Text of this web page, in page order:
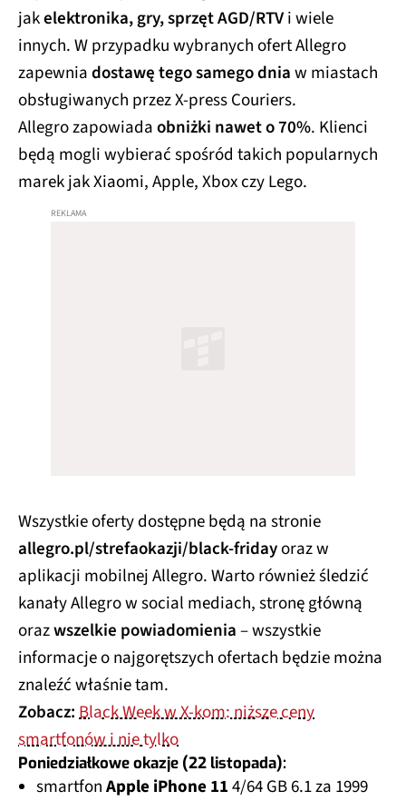
jakelektronika, gry, sprzęt AGD/RTVi wiele
innych. W przypadku wybranych ofert Allegro
zapewniadostawę tego samego dniaw miastach
obsługiwanych przez X-press Couriers.
Allegro zapowiadaobniżki nawet o 70%. Klienci
będą mogli wybierać spośród takich popularnych
marek jak Xiaomi, Apple, Xbox czy Lego.
Wszystkie oferty dostępne będą na stronie
allegro.pl/strefaokazji/black-fridayoraz w
aplikacji mobilnej Allegro. Warto również śledzić
kanały Allegro w social mediach, stronę główną
orazwszelkie powiadomienia– wszystkie
informacje o najgorętszych ofertach będzie można
znaleźć właśnie tam.
Zobacz:Black Week w X-kom: niższe ceny
smartfonów i nie tylko
Poniedziałkowe okazje (22 listopada):
smartfonApple iPhone 114/64 GB 6.1 za 1999